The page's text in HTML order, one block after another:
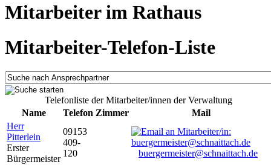
Mitarbeiter im Rathaus
Mitarbeiter-Telefon-Liste
Telefonliste der Mitarbeiter/innen der Verwaltung
Name
Telefon Zimmer
Mail
Herr
Pitterlein
Erster
Bürgermeister
09153
409-
120
buergermeister@schnaittach.de